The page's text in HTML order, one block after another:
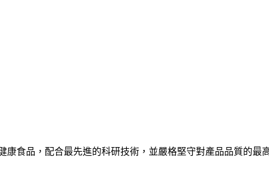
康食品，配合最先進的科研技術，並嚴格堅守對產品品質的最